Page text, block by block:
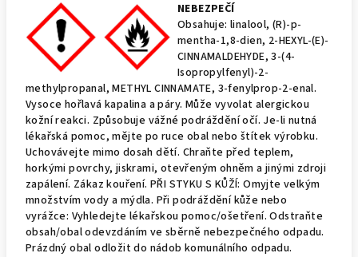
NEBEZPEČÍ
Obsahuje: linalool, (R)-p-
mentha-1,8-dien, 2-HEXYL-(E)-
CINNAMALDEHYDE, 3-(4-
Isopropylfenyl)-2-
methylpropanal, METHYL CINNAMATE, 3-fenylprop-2-enal.
Vysoce hořlavá kapalina a páry. Může vyvolat alergickou
kožní reakci. Způsobuje vážné podráždění očí. Je-li nutná
lékařská pomoc, mějte po ruce obal nebo štítek výrobku.
Uchovávejte mimo dosah dětí. Chraňte před teplem,
horkými povrchy, jiskrami, otevřeným ohněm a jinými zdroji
zapálení. Zákaz kouření. PŘI STYKU S KŮŽÍ: Omyjte velkým
množstvím vody a mýdla. Při podráždění kůže nebo
vyrážce: Vyhledejte lékařskou pomoc/ošetření. Odstraňte
obsah/obal odevzdáním ve sběrně nebezpečného odpadu.
Prázdný obal odložit do nádob komunálního odpadu.